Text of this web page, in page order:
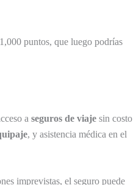
puntos, que luego podrías
a seguros de viaje sin costo
, y asistencia médica en el
imprevistas, el seguro puede